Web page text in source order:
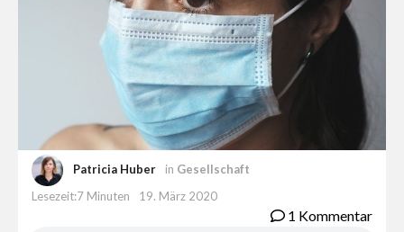
Patricia Huber in Gesellschaft
Lesezeit:7 Minuten
19. März 2020
1 Kommentar